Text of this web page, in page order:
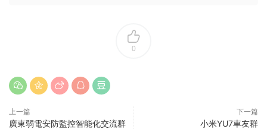
0
上一篇
廣東弱電安防監控智能化交流群
下一篇
小米YU7車友群